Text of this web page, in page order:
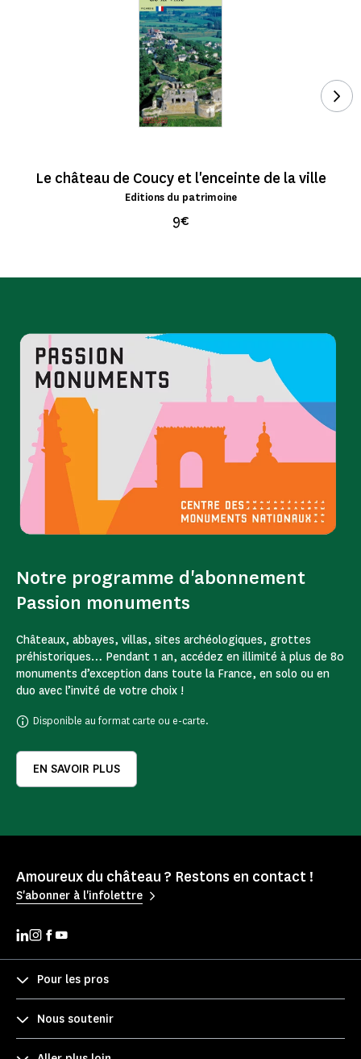
Le château de Coucy et l'enceinte de la ville
Editions du patrimoine
9€
Notre programme d'abonnement
Passion monuments
Châteaux, abbayes, villas, sites archéologiques, grottes
préhistoriques… Pendant 1 an, accédez en illimité à plus de 80
monuments d’exception dans toute la France, en solo ou en
duo avec l’invité de votre choix !
Disponible au format carte ou e-carte.
EN SAVOIR PLUS
Amoureux du château ? Restons en contact !
S'abonner à l'infolettre
Pour les pros
Nous soutenir